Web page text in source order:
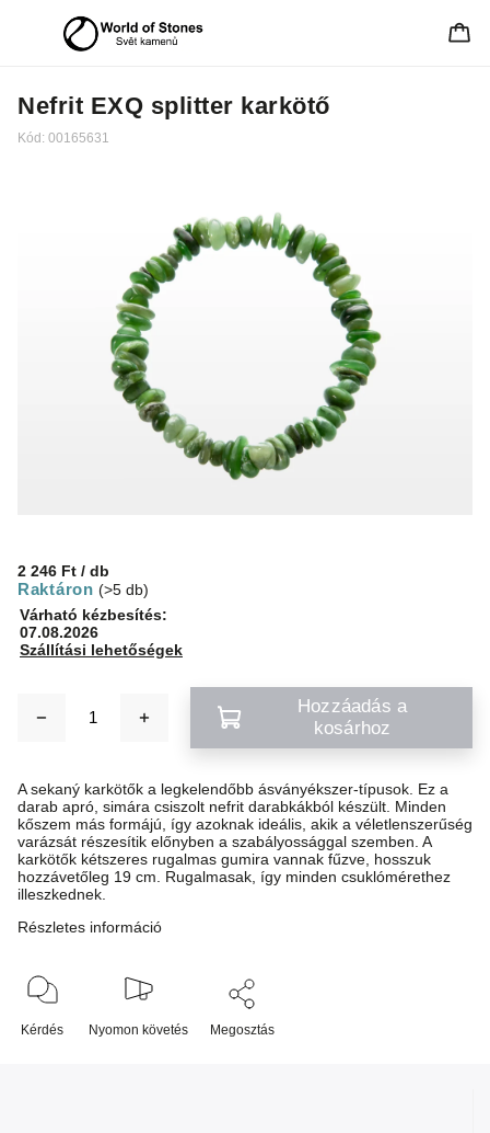
Nefrit EXQ splitter karkötő
Kód: 00165631
2 246 Ft / db
Raktáron (>5 db)
Várható kézbesítés:
07.08.2026
Szállítási lehetőségek
Hozzáadás a
kosárhoz
A sekaný karkötők a legkelendőbb ásványékszer-típusok. Ez a
darab apró, simára csiszolt nefrit darabkákból készült. Minden
kőszem más formájú, így azoknak ideális, akik a véletlenszerűség
varázsát részesítik előnyben a szabályossággal szemben. A
karkötők kétszeres rugalmas gumira vannak fűzve, hosszuk
hozzávetőleg 19 cm. Rugalmasak, így minden csuklómérethez
illeszkednek.
Részletes információ
Kérdés Nyomon követés Megosztás